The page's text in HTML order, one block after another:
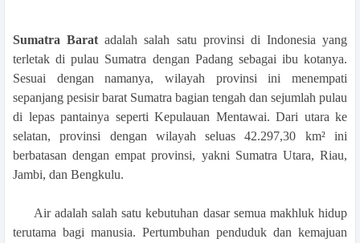
Sumatra Barat adalah salah satu provinsi di Indonesia yang
terletak di pulau Sumatra dengan Padang sebagai ibu kotanya.
Sesuai dengan namanya, wilayah provinsi ini menempati
sepanjang pesisir barat Sumatra bagian tengah dan sejumlah pulau
di lepas pantainya seperti Kepulauan Mentawai. Dari utara ke
selatan, provinsi dengan wilayah seluas 42.297,30 km² ini
berbatasan dengan empat provinsi, yakni Sumatra Utara, Riau,
Jambi, dan Bengkulu.
Air adalah salah satu kebutuhan dasar semua makhluk hidup
terutama bagi manusia. Pertumbuhan penduduk dan kemajuan